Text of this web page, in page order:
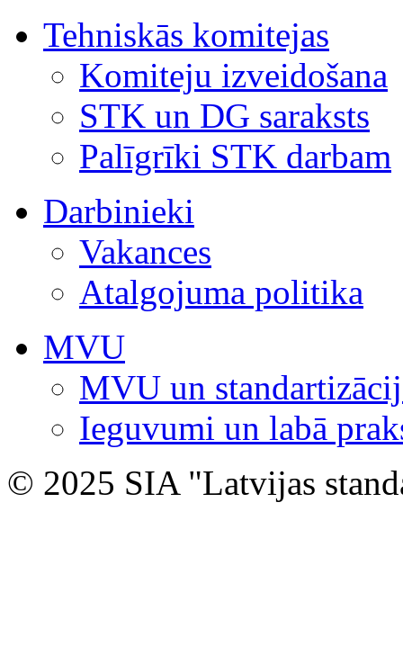
Tehniskās komitejas
Komiteju izveidošana
STK un DG saraksts
Palīgrīki STK darbam
Darbinieki
Vakances
Atalgojuma politika
MVU
MVU un
Ieguvumi un labā
© 2025 SIA "Latvijas